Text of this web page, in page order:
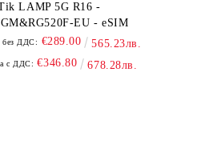
LAMP 5G R16 -
EU - eSIM
без ДДС: €289.00 565.23лв.
с ДДС: €346.80 678.28лв.